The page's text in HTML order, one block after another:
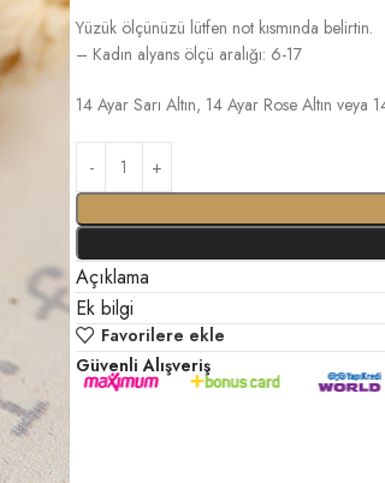
Yüzük ölçünüzü lütfen not kısmında belirtin.
– Kadın alyans ölçü aralığı: 6-17
14 Ayar Sarı Altın, 14 Ayar Rose Altın veya
Açıklama
Ek bilgi
Favorilere ekle
Güvenli Alışveriş